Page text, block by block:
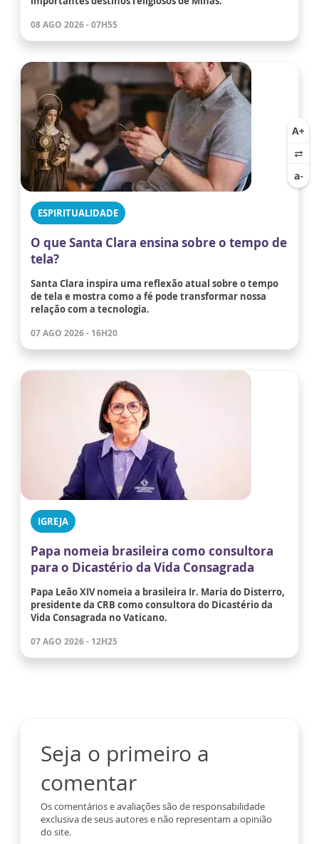
08 AGO 2026 - 07H55
ESPIRITUALIDADE
O que Santa Clara ensina sobre o tempo de
tela?
Santa Clara inspira uma reflexão atual sobre o tempo
de tela e mostra como a fé pode transformar nossa
relação com a tecnologia.
07 AGO 2026 - 16H20
IGREJA
Papa nomeia brasileira como consultora
para o Dicastério da Vida Consagrada
Papa Leão XIV nomeia a brasileira Ir. Maria do Disterro,
presidente da CRB como consultora do Dicastério da
Vida Consagrada no Vaticano.
07 AGO 2026 - 12H25
Seja o primeiro a
comentar
Os comentários e avaliações são de responsabilidade
exclusiva de seus autores e não representam a opinião
do site.